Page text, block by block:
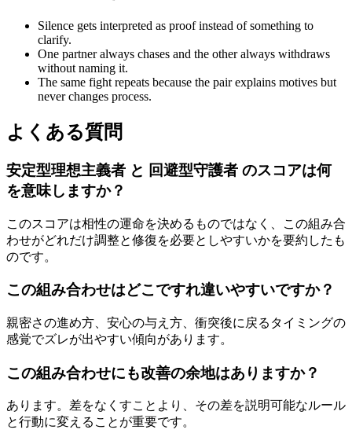
Silence gets interpreted as proof instead of something to
clarify.
One partner always chases and the other always withdraws
without naming it.
The same fight repeats because the pair explains motives but
never changes process.
よくある質問
安定型理想主義者 と 回避型守護者 のスコアは何
を意味しますか？
このスコアは相性の運命を決めるものではなく、この組み合
わせがどれだけ調整と修復を必要としやすいかを要約したも
のです。
この組み合わせはどこですれ違いやすいですか？
親密さの進め方、安心の与え方、衝突後に戻るタイミングの
感覚でズレが出やすい傾向があります。
この組み合わせにも改善の余地はありますか？
あります。差をなくすことより、その差を説明可能なルール
と行動に変えることが重要です。